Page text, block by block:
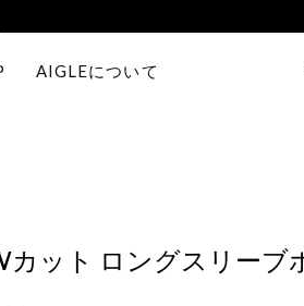
AIGLEについて
カット ロングスリーブ